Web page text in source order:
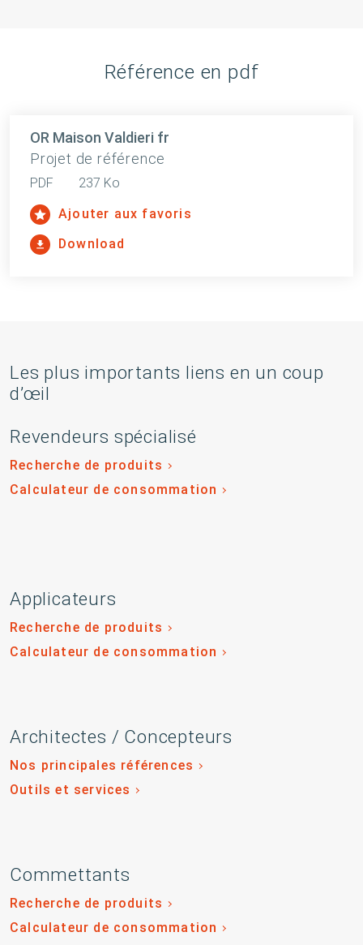
Référence en pdf
OR Maison Valdieri fr
Projet de référence
PDF
237 Ko
Ajouter aux favoris
Download
Les plus importants liens en un coup
d’œil
Revendeurs spécialisé
Recherche de produits
Calculateur de consommation
Applicateurs
Recherche de produits
Calculateur de consommation
Architectes / Concepteurs
Nos principales références
Outils et services
Commettants
Recherche de produits
Calculateur de consommation